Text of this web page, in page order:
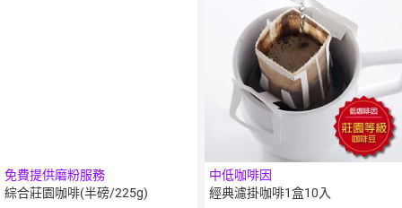
免費提供磨粉服務
綜合莊園咖啡(半磅/225g)
中低咖啡因
經典濾掛咖啡1盒10入